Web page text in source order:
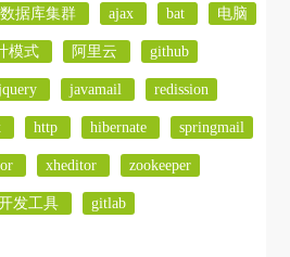
数据库集群 ajax bat 电脑
模式 阿里云 github
javamail redission
http hibernate springmail
xheditor zookeeper
发工具 gitlab